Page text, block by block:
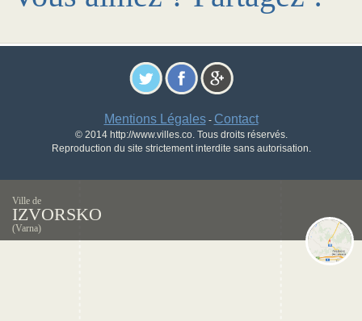
Mentions Légales- Contact
© 2014 http://www.villes.co. Tous droits réservés.
Reproduction du site strictement interdite sans autorisation.
Ville de
IZVORSKO
(Varna)